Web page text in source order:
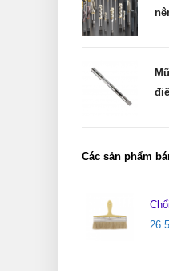
Các sản phẩm